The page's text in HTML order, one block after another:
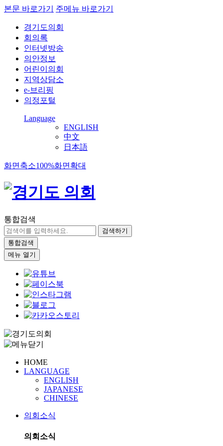
본문 바로가기 주메뉴 바로가기
경기도의회
회의록
인터넷방송
의안정보
어린이의회
지역상담소
e-브리핑
의정포털
Language
ENGLISH
中文
日本語
화면축소100%화면확대
통합검색
검색하기
통합검색
메뉴 열기
HOME
LANGUAGE
ENGLISH
JAPANESE
CHINESE
의회소식
의회소식